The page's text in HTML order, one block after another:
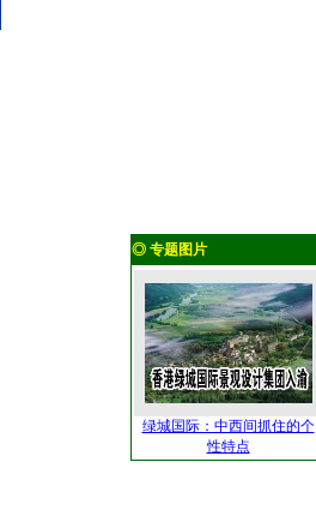
◎ 专题图片
绿城国际：中西间抓住的个
性特点